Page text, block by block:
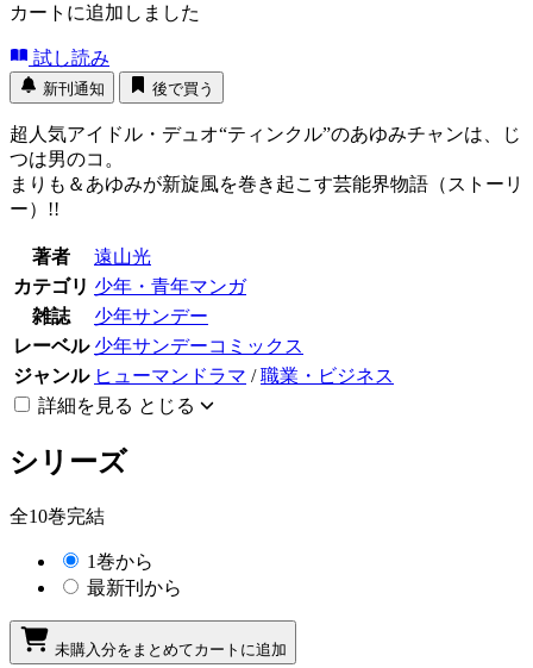
カートに追加しました
試し読み
新刊通知 後で買う
超人気アイドル・デュオ“ティンクル”のあゆみチャンは、じ
つは男のコ。
まりも＆あゆみが新旋風を巻き起こす芸能界物語（ストーリ
ー）!!
著者
遠山光
カテゴリ 少年・青年マンガ
雑誌
少年サンデー
レーベル 少年サンデーコミックス
ジャンル ヒューマンドラマ /職業・ビジネス
詳細を見る とじる
シリーズ
全10巻完結
1巻から
最新刊から
未購入分をまとめてカートに追加